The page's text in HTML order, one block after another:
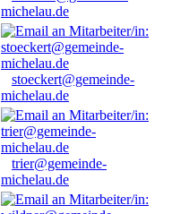
michelau.de
stoeckert@gemeinde-
michelau.de
trier@gemeinde-
michelau.de